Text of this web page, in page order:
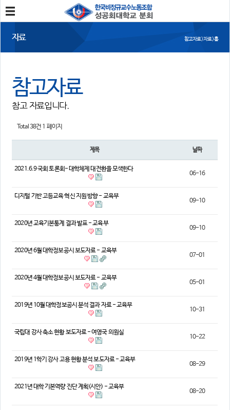
분회소개
소식
공지사항
자유게시판 건의사항
자료 참고자료 > 자료 > 홈
참고자료
참고 자료입니다.
Total 38건 1 페이지
제목 날짜
2021.6.9 국회 토론회- 대학체제 대전환을 모색한다
06-16
디지털 기반 고등교육 혁신 지원 방향 - 교육부
09-10
2020년 교육기본통계 결과 발표 - 교육부
09-10
2020년 6월 대학정보공시 보도자료 - 교육부
07-01
2020년 4월 대학정보공시 보도자료 - 교육부
05-01
2019년 10월 대학정보공시 분석 결과 자료 - 교육부
10-31
국립대 강사 축소 현황 보도자료 - 여영국 의원실
10-22
2019년 1학기 강사 고용 현황 분석 보도자료 - 교육부
08-29
2021년 대학 기본역량 진단 계획(시안) - 교육부
08-20